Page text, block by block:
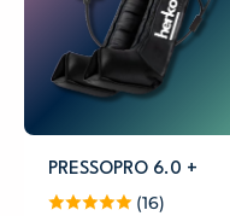
PRESSOPRO 6.0 +
(16)